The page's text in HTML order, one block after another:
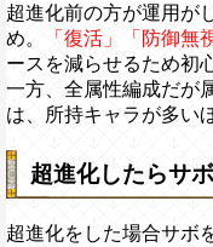
超進化前の方が運用が
め。
「復活」「防御無
ースを減らせるため初
一方、全属性編成だが
は、所持キャラが多い
超進化したらサ
超進化をした場合サボ